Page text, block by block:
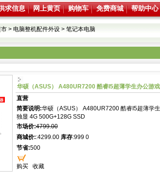
求信息 网上黄页 购物车 免费商城 帮助中心
市> 电脑整机配件外设> 笔记本电脑
华硕（ASUS） A480UR7200 酷睿I5超薄学生办公游
直营
简要说明:华硕（ASUS） A480UR7200 酷睿I5超薄学
独显 4G 500G+128G SSD
市场价:4799.00
商城价::4299.00 库存:999 0
节省:500
购买 收藏